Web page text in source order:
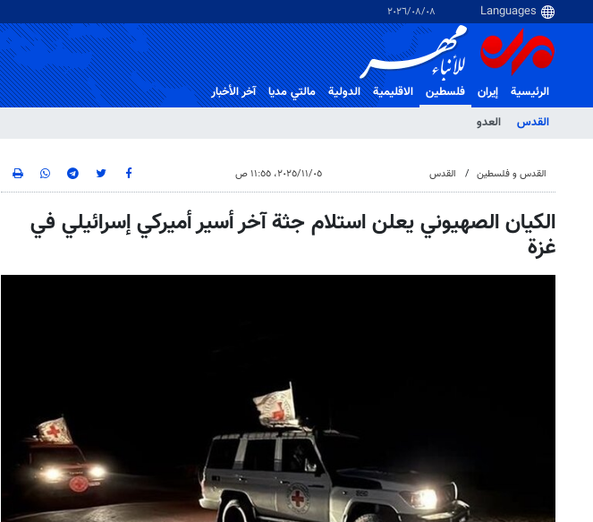
٠٨‏/٠٨‏/٢٠٢٦
الرئيسية إيران
فلسطین
القدس
العدو
الاقلیمیة الدولية مالتي مدیا آخر الأخبار
القدس و فلسطین القدس ٠٥‏/١١‏/٢٠٢٥، ١١:٥٥ ص
الكيان الصهيوني يعلن استلام جثة آخر أسير أميركي إسرائيلي في
غزة